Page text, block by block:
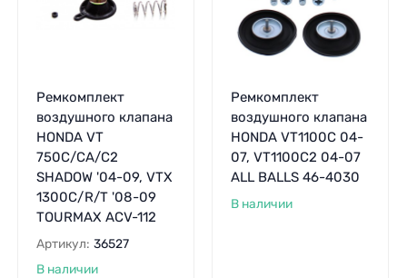
Ремкомплект
воздушного клапана
HONDA VT
750C/CA/C2
SHADOW '04-09, VTX
1300C/R/T '08-09
TOURMAX ACV-112
Артикул: 36527
В наличии
Ремкомплект
воздушного клапана
HONDA VT1100C 04-
07, VT1100C2 04-07
ALL BALLS 46-4030
В наличии